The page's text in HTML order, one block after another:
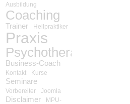
Ausbildung
Coaching
Trainer Heilpraktiker
Praxis
Psychotherapie
Business-Coach
Kontakt Kurse
Seminare
Vorbereiter Joomla
Disclaimer
MPU-